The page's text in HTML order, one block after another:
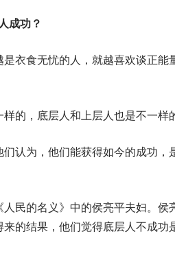
成功？
衣食无忧的人，就越喜欢谈正
的，底层人和上层人也是不一样
认为，他们能获得如今的成功
民的名义》中的侯亮平夫妇。
的结果，他们觉得底层人不成